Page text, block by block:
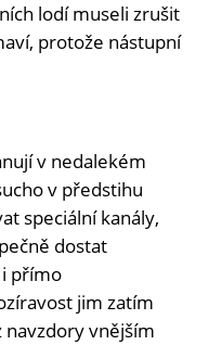
lodí museli zrušit
protože nástupní
v nedalekém
v předstihu
speciální kanály,
dostat
přímo
jim zatím
vnějším